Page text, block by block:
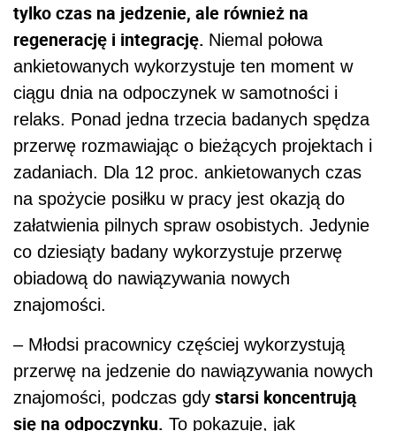
tylko czas na jedzenie, ale również na
regenerację i integrację. Niemal połowa
ankietowanych wykorzystuje ten moment w
ciągu dnia na odpoczynek w samotności i
relaks. Ponad jedna trzecia badanych spędza
przerwę rozmawiając o bieżących projektach i
zadaniach. Dla 12 proc. ankietowanych czas
na spożycie posiłku w pracy jest okazją do
załatwienia pilnych spraw osobistych. Jedynie
co dziesiąty badany wykorzystuje przerwę
obiadową do nawiązywania nowych
znajomości.
– Młodsi pracownicy częściej wykorzystują
przerwę na jedzenie do nawiązywania nowych
znajomości, podczas gdy starsi koncentrują
się na odpoczynku. To pokazuje, jak